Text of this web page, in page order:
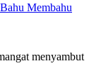
Membahu
menyambut